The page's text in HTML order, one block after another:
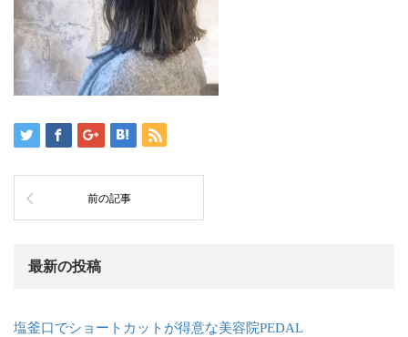
前の記事
最新の投稿
塩釜口でショートカットが得意な美容院PEDAL